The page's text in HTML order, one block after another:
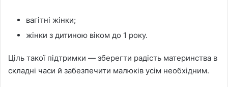
вагітні жінки;
жінки з дитиною віком до 1 року.
Ціль такої підтримки — зберегти радість материнства в
складні часи й забезпечити малюків усім необхідним.